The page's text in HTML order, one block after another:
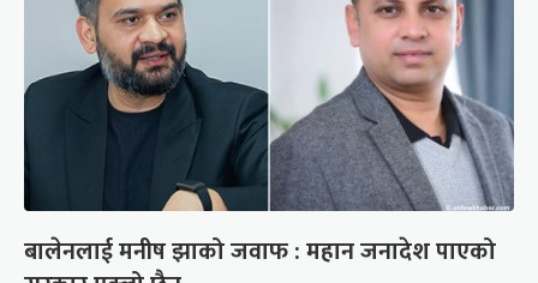
बालेनलाई मनीष झाको जवाफ : महान जनादेश पाएको